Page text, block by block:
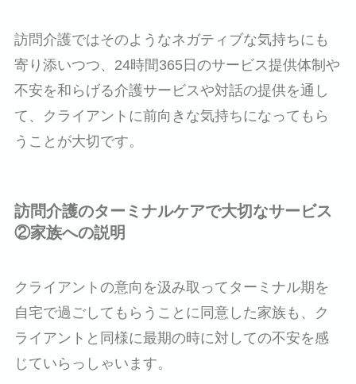
訪問介護ではそのようなネガティブな気持ちにも
寄り添いつつ、24時間365日のサービス提供体制や
不安を和らげる介護サービスや対話の提供を通し
て、クライアントに前向きな気持ちになってもら
うことが大切です。
訪問介護のターミナルケアで大切なサービス
②家族への説明
クライアントの意向を汲み取ってターミナル期を
自宅で過ごしてもらうことに同意した家族も、ク
ライアントと同様に最期の時に対しての不安を感
じていらっしゃいます。